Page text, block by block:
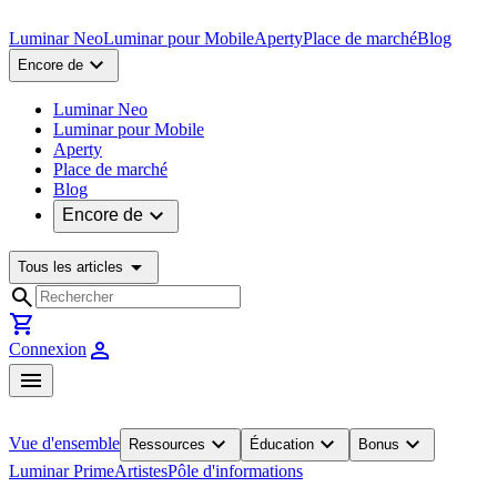
Luminar NeoLuminar pour MobileApertyPlace de marchéBlog
Encore de expand_more
Luminar Neo
Luminar pour Mobile
Aperty
Place de marché
Blog
Encore de expand_more
Tous les articles arrow_drop_down
search
shopping_cart
Connexion person
menu
Vue d'ensemble Ressources expand_more Éducation expand_more Bonus expand_more
Luminar PrimeArtistesPôle d'informations